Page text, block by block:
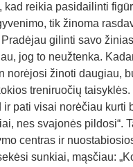
kad reikia pasidailinti
tik žinoma
gilinti savo
jog to neužtenka.
norėjosi žinoti daugiau,
treniruočių taisyklės.
pati visai norėčiau kurti
nes svajonės pildosi“.
centras ir
sunkiai, mąsčiau: